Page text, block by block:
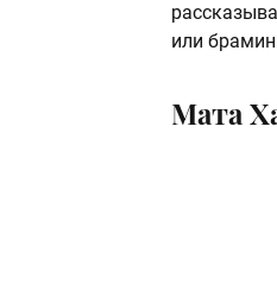
или
Мата